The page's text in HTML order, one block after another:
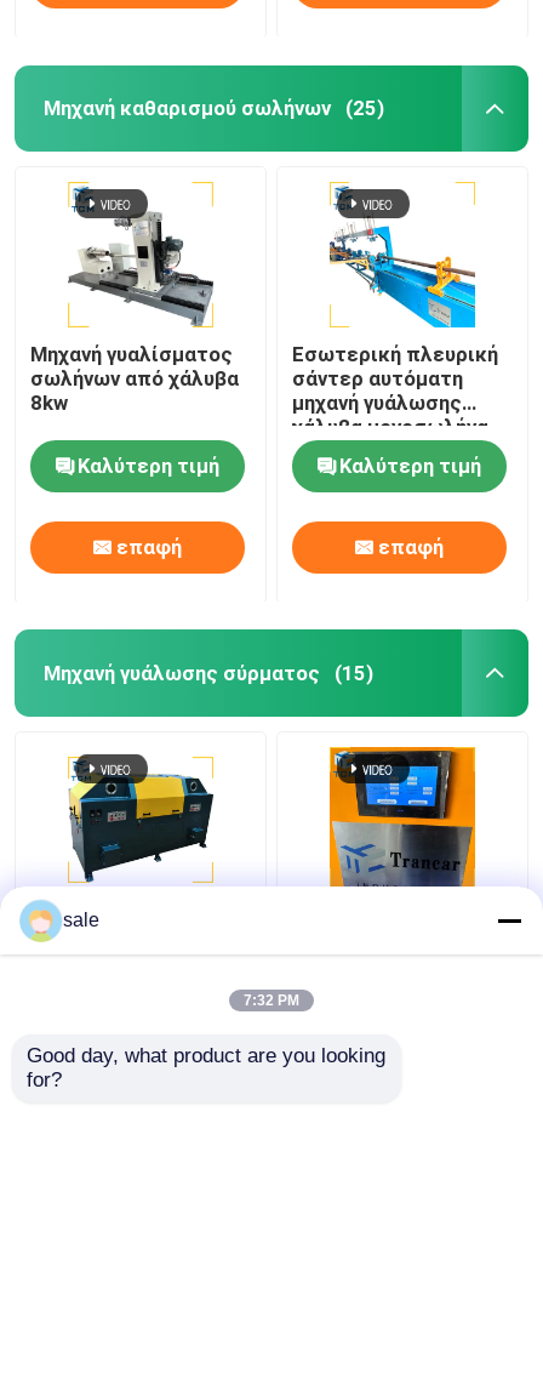
Μηχανή καθαρισμού σωλήνων (25)
Μηχανή γυαλίσματος
σωλήνων από χάλυβα
8kw
Καλύτερη τιμή
επαφή
Εσωτερική πλευρική
σάντερ αυτόματη
μηχανή γυάλωσης
χάλυβα μονοσωλήνα
γυάλισσα σωλήνων
Καλύτερη τιμή
επαφή
Μηχανή γυάλωσης σύρματος (15)
Μηχανή γυαλίσματος
ατσάλινου μετάλλου
αυτόματη ράβδο
sale
7:32 PM
Good day, what product are you looking
for?